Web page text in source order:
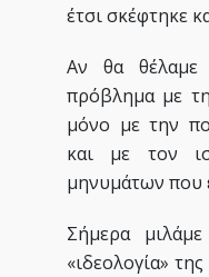
έτσι σκέφτηκε
Αν θα θέλαμε
πρόβλημα με
μόνο με την
και με τον
μηνυμάτων που
Σήμερα
«ιδεολογία»